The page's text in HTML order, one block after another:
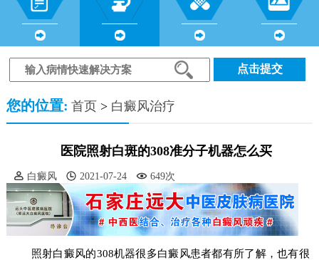
点击提交
您的位置: 首页> 白癜风治疗
医院照射白斑的308准分子机器怎么买
白癜风 2021-07-24 649次
照射白癜风的308机器很多白癜风患者都有所了解，也有很